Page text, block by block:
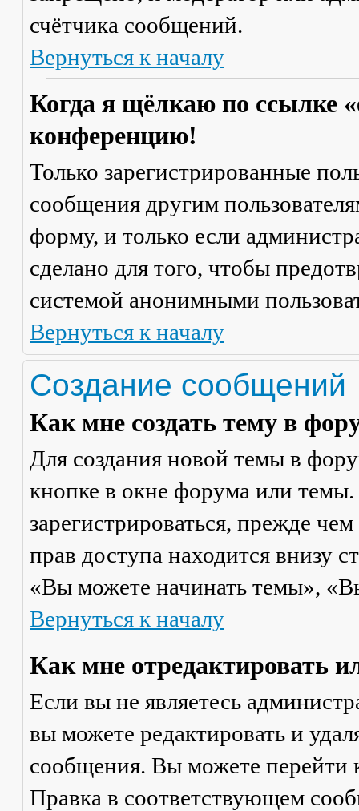
счётчика сообщений.
Вернуться к началу
Когда я щёлкаю по ссылке
конференцию!
Только зарегистрированные
сообщения другим
форму, и только если
сделано для того, чтобы
системой анонимными
Вернуться к началу
Создание сообщений
Как мне создать тему в
Для создания новой темы в
кнопке в окне форума или
зарегистрироваться, прежде
прав доступа находится внизу
«Вы можете начинать темы»,
Вернуться к началу
Как мне отредактировать
Если вы не являетесь
вы можете редактировать и
сообщения. Вы можете перейти
Правка в соответствующем